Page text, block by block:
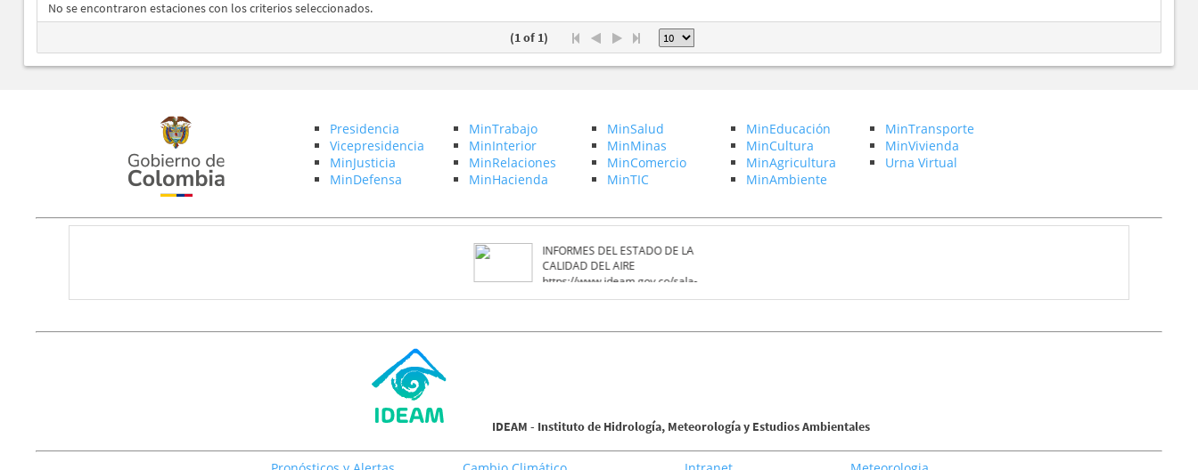
No se encontraron estaciones con los criterios seleccionados.
(1 of 1)
Presidencia
Vicepresidencia
MinJusticia
MinDefensa
MinTrabajo
MinInterior
MinRelaciones
MinHacienda
MinSalud
MinMinas
MinComercio
MinTIC
MinEducación
MinCultura
MinAgricultura
MinAmbiente
MinTransporte
MinVivienda
Urna Virtual
INFORMES DEL ESTADO DE LA
CALIDAD DEL AIRE
https://www.ideam.gov.co/sala-
de-prensa/informes/Estado-de-la-
IDEAM - Instituto de Hidrología, Meteorología y Estudios Ambientales